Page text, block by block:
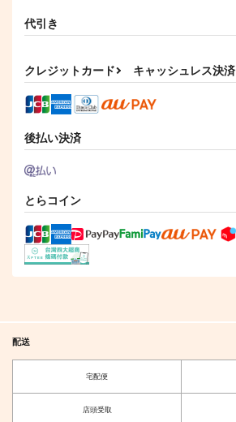
作品詳細
代引き
クレジットカード キャッシュレス決済
後払い決済
とらコイン
配送
宅配便
店頭受取